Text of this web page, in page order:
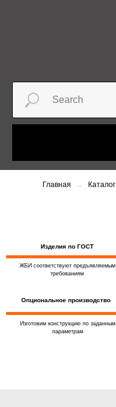
Главная Каталог
Изделия по ГОСТ
ЖБИ соответствуют предъявляемым
требованиям
Изготовим конструкцию по заданным
параметрам
Опциональное производство